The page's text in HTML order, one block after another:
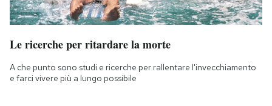
Le ricerche per ritardare la morte
A che punto sono studi e ricerche per rallentare l'invecchiamento
e farci vivere più a lungo possibile